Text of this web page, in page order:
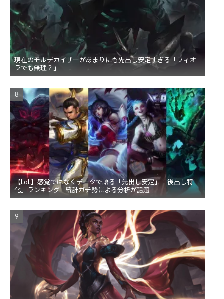
現在のモルデカイザーがあまりにも先出し安定すぎる「フィオ
ラでも無理？」
【LoL】感覚ではなくデータで語る「先出し安定」「後出し特
化」ランキング - 統計ガチ勢による分析が話題